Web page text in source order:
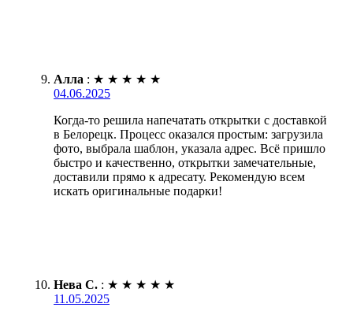
Алла : ★ ★ ★ ★ ★
04.06.2025
Когда-то решила напечатать открытки с доставкой
в Белорецк. Процесс оказался простым: загрузила
фото, выбрала шаблон, указала адрес. Всё пришло
быстро и качественно, открытки замечательные,
доставили прямо к адресату. Рекомендую всем
искать оригинальные подарки!
Нева С. : ★ ★ ★ ★ ★
11.05.2025